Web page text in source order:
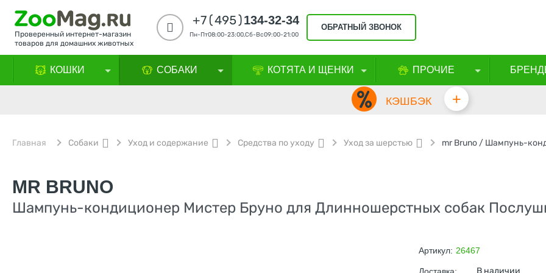
Проверенный интернет-магазин
товаров для домашних животных
+7(495)134-32-34
Пн-Пт08:00-23:00,Сб-Вс09:00-21:00
ОБРАТНЫЙ ЗВОНОК
КОШКИ СОБАКИ КОТЯТА И ЩЕНКИ ПРОЧИЕ
КЭШБЭК +
Главная Собаки Уход и содержание Средства по уходу Уход за шерстью
MR BRUNO
Шампунь-кондиционер Мистер Бруно для Длинношерстных собак
Артикул: 26467
В наличии